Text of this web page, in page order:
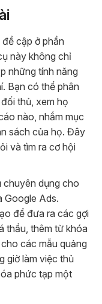
cập ở phần
này không chỉ
những tính năng
Bạn có thể phân
thủ, xem họ
nào, nhắm mục
sách của họ. Đây
và tìm ra cơ hội
dụng cho
Google Ads.
để đưa ra các gợi
thầu, thêm từ khóa
các mẫu quảng
giờ làm việc thủ
phức tạp một